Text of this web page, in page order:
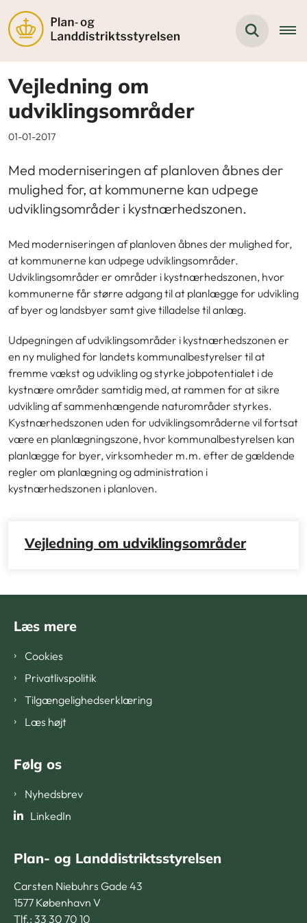
Vejledning om
udviklingsområder
01-01-2017
Med moderniseringen af planloven åbnes der
mulighed for, at kommunerne kan udpege
udviklingsområder i kystnærhedszonen.
Med moderniseringen af planloven åbnes der mulighed for,
at kommunerne kan udpege udviklingsområder.
Udviklingsområder er områder i kystnærhedszonen, hvor
kommunerne får større adgang til at planlægge for udvikling
af byer og landsbyer samt give tilladelse til anlæg.
Udpegningen af udviklingsområder i kystnærhedszonen er
en ny mulighed for landets kommunalbestyrelser til at
fremme vækst og udvikling og styrke jobpotentialet i de
kystnære områder samtidig med, at rammen for at sikre
udvikling af sammenhængende naturområder styrkes.
Kystnærhedszonen uden for udviklingsområderne vil fortsat
være en planlægningszone, hvor kommunalbestyrelsen kan
planlægge for byer, virksomheder m.m. efter de gældende
regler om planlægning og administration i
kystnærhedszonen i planloven.
Vejledning om udviklingsområder
Læs mere
Cookies
Privatlivspolitik
Tilgængelighedserklæring
Læs højt
Følg os
Nyhedsbrev
LinkedIn
Plan- og Landdistriktsstyrelsen
Carsten Niebuhrs Gade 43
1577 København V
Tlf.: 33 30 70 10